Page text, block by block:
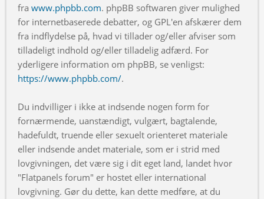
fra www.phpbb.com. phpBB softwaren giver mulighed
for internetbaserede debatter, og GPL'en afskærer dem
fra indflydelse på, hvad vi tillader og/eller afviser som
tilladeligt indhold og/eller tilladelig adfærd. For
yderligere information om phpBB, se venligst:
https://www.phpbb.com/.
Du indvilliger i ikke at indsende nogen form for
fornærmende, uanstændigt, vulgært, bagtalende,
hadefuldt, truende eller sexuelt orienteret materiale
eller indsende andet materiale, som er i strid med
lovgivningen, det være sig i dit eget land, landet hvor
"Flatpanels forum" er hostet eller international
lovgivning. Gør du dette, kan dette medføre, at du